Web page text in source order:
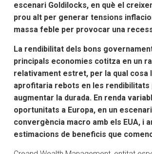
escenari Goldilocks, en què el
prou alt per generar tensions
massa feble per provocar una
La rendibilitat dels bons
principals economies cotitza en un
relativament estret, per la qual cosa
aprofitaria rebots en les rendibilitats
augmentar la durada. En renda
oportunitats a Europa, en un
convergència macro amb els EUA, i
estimacions de beneficis que